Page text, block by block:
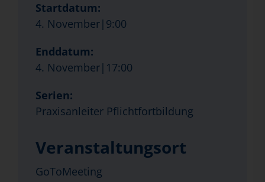
Startdatum:
4. November|9:00
Enddatum:
4. November|17:00
Serien:
Praxisanleiter Pflichtfortbildung
Veranstaltungsort
GoToMeeting